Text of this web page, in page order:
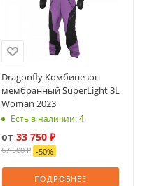
Dragonfly Комбинезон
мембранный SuperLight 3L
Woman 2023
Есть в наличии: 4
от 33 750 ₽
67 500 ₽ -50%
ПОДРОБНЕЕ